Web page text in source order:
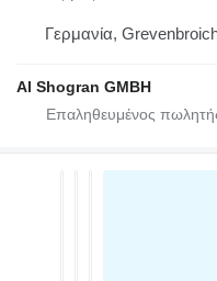
Γερμανία,
Al Shogran GMBH